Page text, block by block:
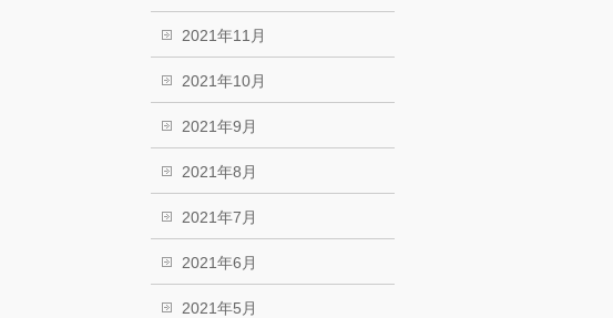
2021年11月
2021年10月
2021年9月
2021年8月
2021年7月
2021年6月
2021年5月